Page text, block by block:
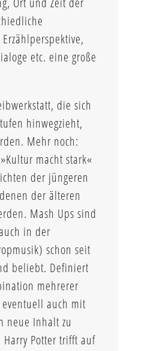
etc. eine große
die sich
hinwegzieht,
Mehr noch:
macht stark«
der jüngeren
der älteren
Mash Ups sind
in der
schon seit
beliebt. Definiert
mehrerer
auch mit
neue Inhalt zu
Potter trifft auf